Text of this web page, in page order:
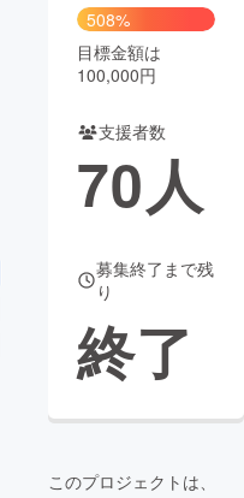
508%
目標金額は
100,000円
支援者数
70人
募集終了まで残
り
終了
このプロジェクトは、